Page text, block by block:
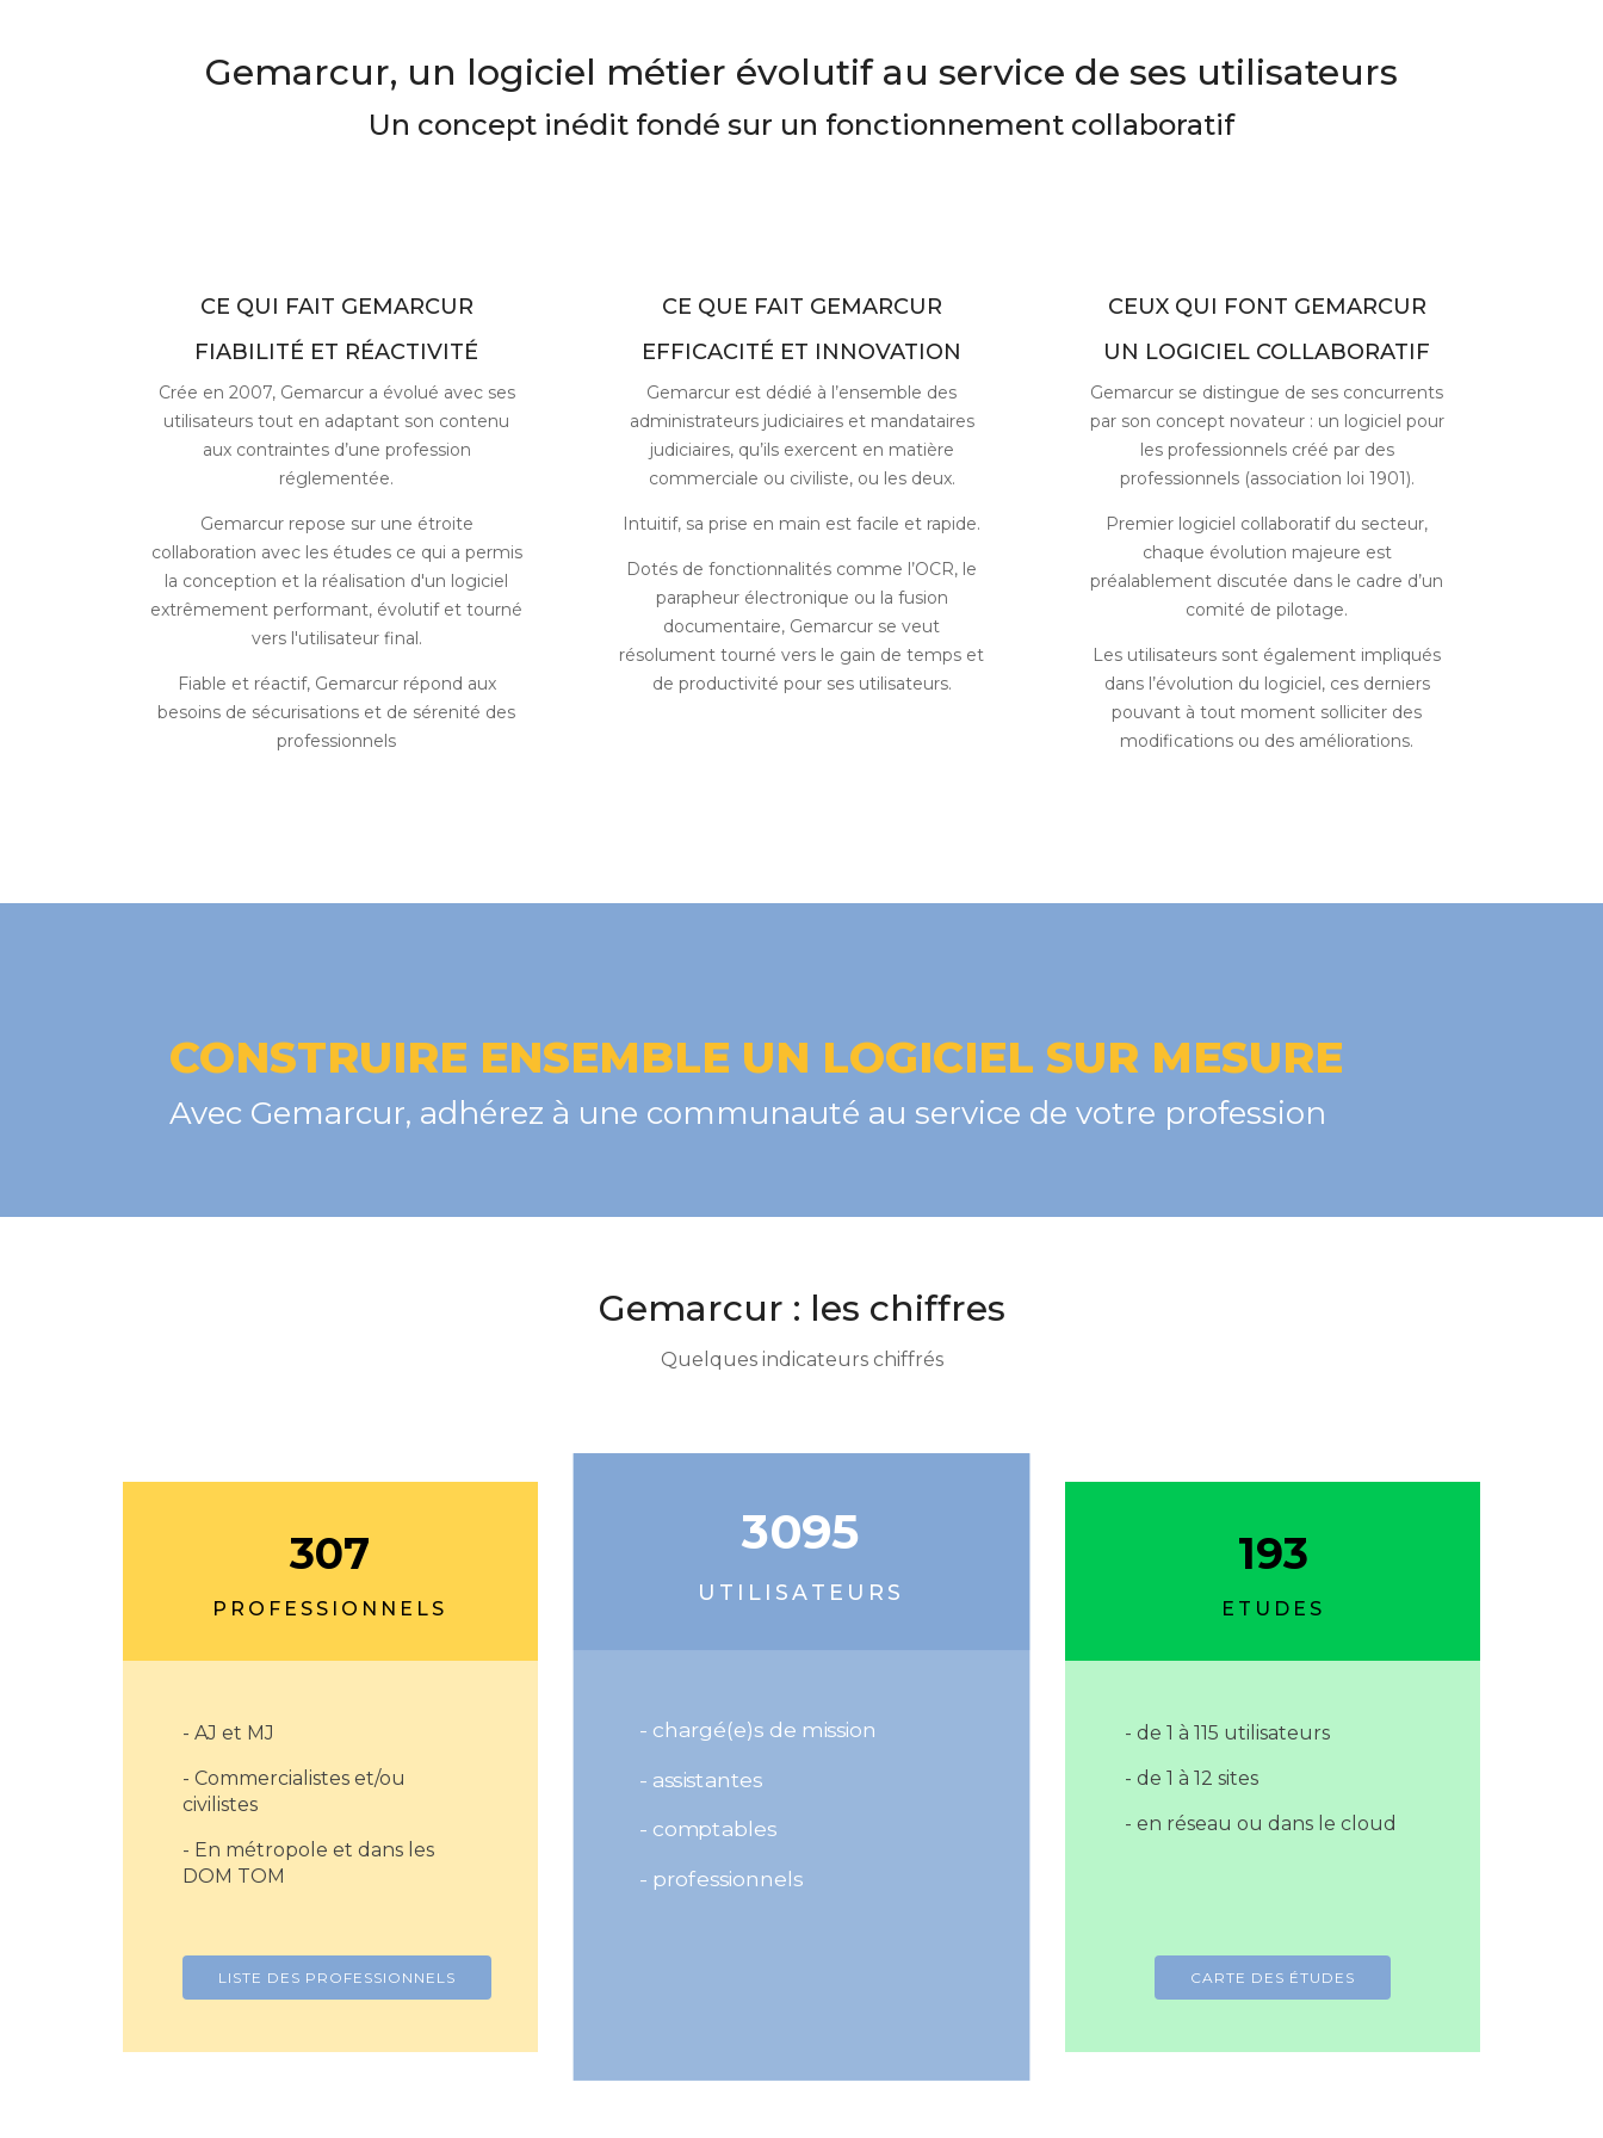
Gemarcur, un logiciel métier évolutif au service de ses utilisateurs
Un concept inédit fondé sur un fonctionnement collaboratif
CE QUI FAIT GEMARCUR
FIABILITÉ ET RÉACTIVITÉ
Crée en 2007, Gemarcur a évolué avec ses
utilisateurs tout en adaptant son contenu
aux contraintes d’une profession
réglementée.
Gemarcur repose sur une étroite
collaboration avec les études ce qui a permis
la conception et la réalisation d'un logiciel
extrêmement performant, évolutif et tourné
vers l'utilisateur final.
Fiable et réactif, Gemarcur répond aux
besoins de sécurisations et de sérenité des
professionnels
CE QUE FAIT GEMARCUR
EFFICACITÉ ET INNOVATION
Gemarcur est dédié à l’ensemble des
administrateurs judiciaires et mandataires
judiciaires, qu’ils exercent en matière
commerciale ou civiliste, ou les deux.
Intuitif, sa prise en main est facile et rapide.
Dotés de fonctionnalités comme l’OCR, le
parapheur électronique ou la fusion
documentaire, Gemarcur se veut
résolument tourné vers le gain de temps et
de productivité pour ses utilisateurs.
CEUX QUI FONT GEMARCUR
UN LOGICIEL COLLABORATIF
Gemarcur se distingue de ses concurrents
par son concept novateur : un logiciel pour
les professionnels créé par des
professionnels (association loi 1901).
Premier logiciel collaboratif du secteur,
chaque évolution majeure est
préalablement discutée dans le cadre d’un
comité de pilotage.
Les utilisateurs sont également impliqués
dans l’évolution du logiciel, ces derniers
pouvant à tout moment solliciter des
modifications ou des améliorations.
CONSTRUIRE ENSEMBLE UN LOGICIEL SUR MESURE
Avec Gemarcur, adhérez à une communauté au service de votre profession
Gemarcur : les chiffres
Quelques indicateurs chiffrés
307
PROFESSIONNELS
- AJ et MJ
- Commercialistes et/ou
civilistes
- En métropole et dans les
DOM TOM
LISTE DES PROFESSIONNELS
3095
UTILISATEURS
- chargé(e)s de mission
- assistantes
- comptables
- professionnels
193
ETUDES
- de 1 à 115 utilisateurs
- de 1 à 12 sites
- en réseau ou dans le cloud
CARTE DES ÉTUDES